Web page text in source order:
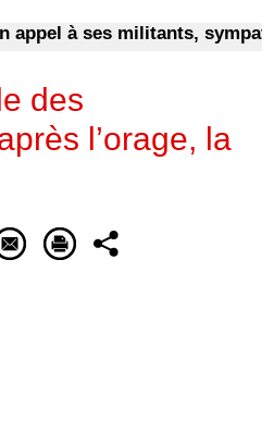
à ses militants,
des
l’orage, la